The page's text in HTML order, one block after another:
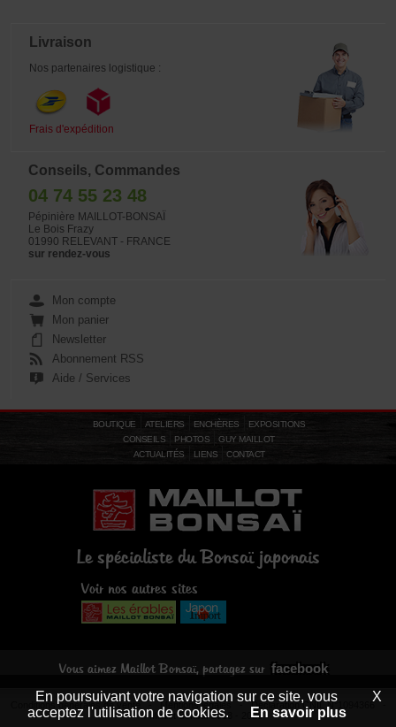
Livraison
Nos partenaires logistique :
Frais d'expédition
Conseils, Commandes
04 74 55 23 48
Pépinière MAILLOT-BONSAÏ
Le Bois Frazy
01990 RELEVANT - FRANCE
sur rendez-vous
Mon compte
Mon panier
Newsletter
Abonnement RSS
Aide / Services
BOUTIQUE ATELIERS ENCHÈRES
EXPOSITIONS
CONSEILS
PHOTOS
GUY MAILLOT
ACTUALITÉS
LIENS CONTACT
Le spécialiste du Bonsaï japonais
Voir nos autres sites
Vous aimez Maillot Bonsaï, partagez sur facebook
Conditions générales de vente -Mentions légales- Déclaration CNIL N°1094366 -
© Maillot Bonsaï 2013 - 2026
En poursuivant votre navigation sur ce site, vous
acceptez l'utilisation de cookies.
En savoir plus
X